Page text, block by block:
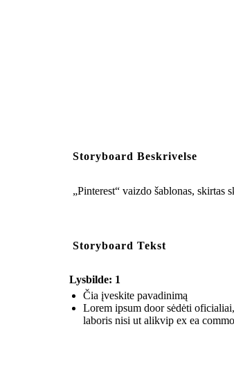
Storyboard Beskrivelse
„Pinterest“ vaizdo šablonas, skirtas
Storyboard Tekst
Lysbilde: 1
Čia įveskite pavadinimą
Lorem ipsum door sėdėti
laboris nisi ut alikvip ex ea